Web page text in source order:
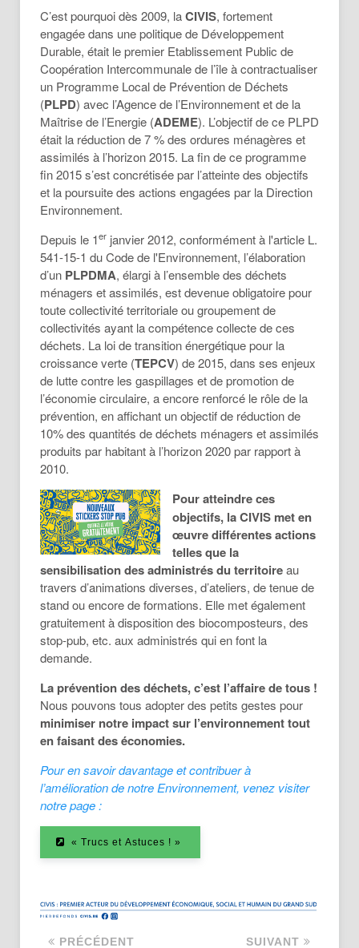
C’est pourquoi dès 2009, laCIVIS, fortement
engagée dans une politique de Développement
Durable, était le premier Etablissement Public de
Coopération Intercommunale de l’île à contractualiser
un Programme Local de Prévention de Déchets
(PLPD) avec l’Agence de l’Environnement et de la
Maîtrise de l’Energie (ADEME). L’objectif de ce PLPD
était la réduction de 7 % des ordures ménagères et
assimilés à l’horizon 2015. La fin de ce programme
fin 2015 s’est concrétisée par l’atteinte des objectifs
et la poursuite des actions engagées par la Direction
Environnement.
Depuis le 1er janvier 2012, conformément à l'article L.
541-15-1 du Code de l'Environnement, l’élaboration
d’un PLPDMA, élargi à l’ensemble des déchets
ménagers et assimilés, est devenue obligatoire pour
toute collectivité territoriale ou groupement de
collectivités ayant la compétence collecte de ces
déchets. La loi de transition énergétique pour la
croissance verte (TEPCV) de 2015, dans ses enjeux
de lutte contre les gaspillages et de promotion de
l’économie circulaire, a encore renforcé le rôle de la
prévention, en affichant un objectif de réduction de
10% des quantités de déchets ménagers et assimilés
produits par habitant à l’horizon 2020 par rapport à
2010.
Pour atteindre ces
objectifs, la CIVIS met en
œuvre différentes actions
telles que la
sensibilisation des administrés du territoireau
travers d’animations diverses, d’ateliers, de tenue de
stand ou encore de formations. Elle met également
gratuitement à disposition des biocomposteurs, des
stop-pub, etc. aux administrés qui en font la
demande.
La prévention des déchets, c’est l’affaire de tous !
Nous pouvons tous adopter des petits gestes pour
minimiser notre impact sur l’environnement tout
en faisant des économies.
Pour en savoir davantage et contribuer à
l’amélioration de notre Environnement, venez visiter
notre page :
« Trucs et Astuces ! »
PRÉCÉDENT SUIVANT